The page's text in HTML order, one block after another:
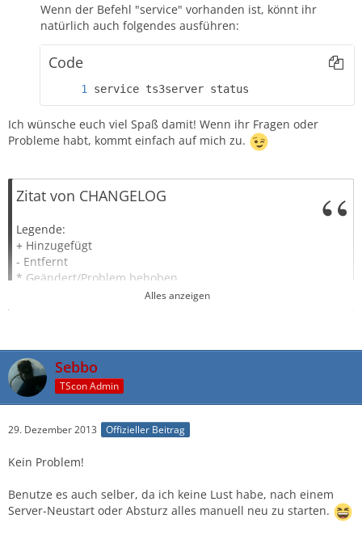
Wenn der Befehl "service" vorhanden ist, könnt ihr
natürlich auch folgendes ausführen:
Code
service ts3server status
Ich wünsche euch viel Spaß damit! Wenn ihr Fragen oder
Probleme habt, kommt einfach auf mich zu.
Zitat von CHANGELOG
Legende:
+ Hinzugefügt
- Entfernt
* Geändert/Problem behoben
+ Beispiel LSBInitScript als Vorlage genommen und es für
einen TeamSpeak Server angepasst
Alles anzeigen
Sebbo
TScon Admin
29. Dezember 2013 Offizieller Beitrag
Kein Problem!
Benutze es auch selber, da ich keine Lust habe, nach einem
Server-Neustart oder Absturz alles manuell neu zu starten.